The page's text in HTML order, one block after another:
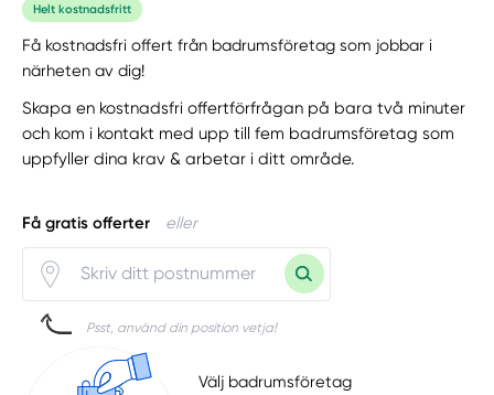
Helt kostnadsfritt
Få kostnadsfri offert från badrumsföretag som jobbar i
närheten av dig!
Skapa en kostnadsfri offertförfrågan på bara två minuter
och kom i kontakt med upp till fem badrumsföretag som
uppfyller dina krav & arbetar i ditt område.
Få gratis offerter eller
Psst, använd din position vetja!
Välj badrumsföretag